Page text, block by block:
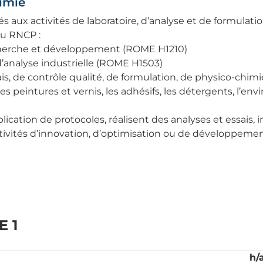
activités de laboratoire, d’analyse et de
RNCP :
et développement (ROME H1210)
industrielle (ROME H1503)
de contrôle qualité, de formulation, de physico-
peintures et vernis, les adhésifs, les détergents,
de protocoles, réalisent des analyses et
d’innovation, d’optimisation ou de
1
h/